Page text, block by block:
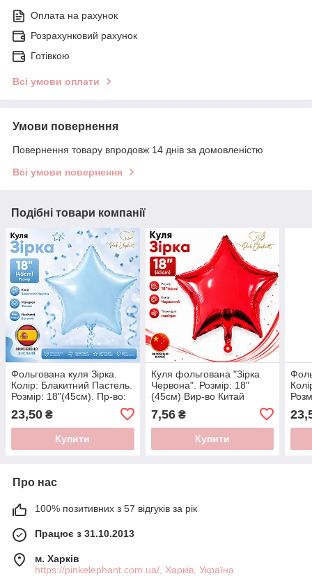
Оплата на рахунок
Розрахунковий рахунок
Готівкою
Всі умови оплати
Умови повернення
Повернення товару впродовж 14 днів за домовленістю
Всі умови повернення
Подібні товари компанії
Фольгована куля Зірка.
Колір: Блакитний Пастель.
Розмір: 18"(45см). Пр-во:
23,50 ₴
Купити
Куля фольгована "Зірка
Червона". Розмір: 18"
(45см) Вир-во Китай
7,56₴
Купити
Про нас
100% позитивних з 57 відгуків за рік
Працює з 31.10.2013
м. Харків
https://pinkelephant.com.ua/, Харків, Україна